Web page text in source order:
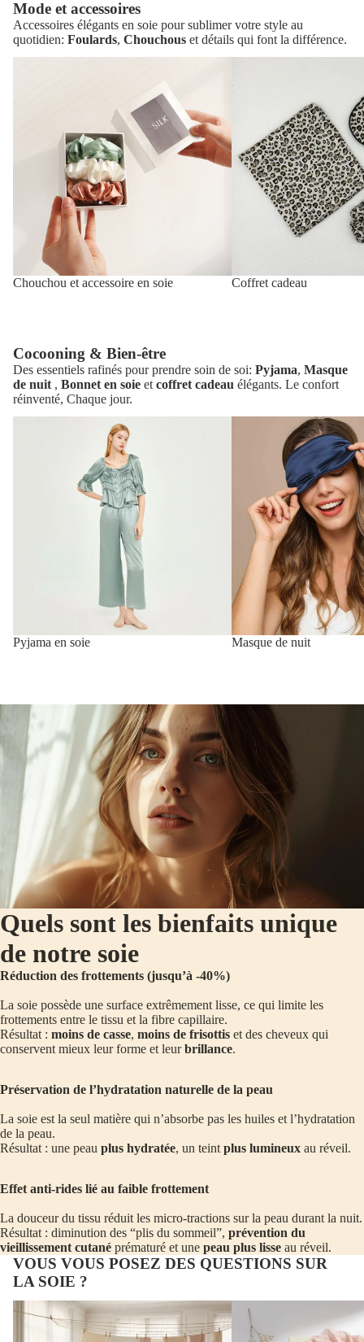
Mode et accessoires
Accessoires élégants en soie pour sublimer votre style au
quotidien: Foulards, Chouchous et détails qui font la différence.
Chouchou et accessoire en soie
Coffret
Coffret cadeau
Cocooning & Bien-être
Des essentiels rafinés pour prendre soin de soi: Pyjama, Masque
de nuit , Bonnet en soie et coffret cadeau élégants. Le confort
réinventé, Chaque jour.
Pyjama en soie Masque de nuit
Quels sont les bienfaits unique
de notre soie
Réduction des frottements (jusqu’à -40%)
La soie possède une surface extrêmement lisse, ce qui limite les
frottements entre le tissu et la fibre capillaire.
Résultat : moins de casse, moins de frisottis et des cheveux qui
conservent mieux leur forme et leurbrillance.
Préservation de l’hydratation naturelle de la peau
La soie est la seul matière qui n’absorbe pas les huiles et l’hydratation
de la peau.
Résultat : une peau plus hydratée, un teint plus lumineux au réveil.
Effet anti-rides lié au faible frottement
La douceur du tissu réduit les micro-tractions sur la peau durant la nuit.
Résultat : diminution des “plis du sommeil”, prévention du
vieillissement cutané prématuré et une peau plus lisse au réveil.
VOUS VOUS POSEZ DES QUESTIONS SUR
LA SOIE ?
Comment
entretenir
Offrir
de